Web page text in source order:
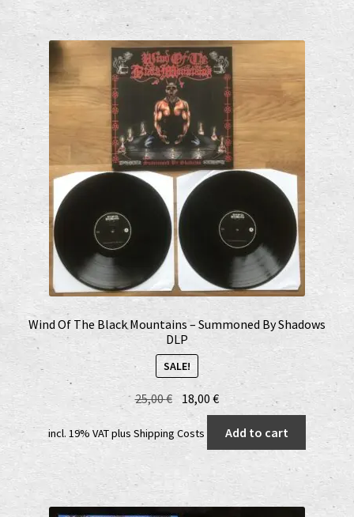
Wind Of The Black Mountains – Summoned By Shadows
DLP
SALE!
25,00€ Original
price
was:
25,00 €.
18,00€Current
price
is:
18,00 €.
incl. 19% VATplus Shipping Costs Add to cart